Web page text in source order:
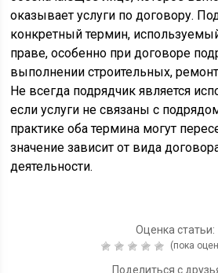
оказывает услуги по договору.
конкретный термин,
праве, особенно при договоре
выполнении строительных,
Не всегда подрядчик является
если услуги не связаны с
практике оба термина могут
значение зависит от вида
деятельности.
Оценка статьи:
(пока
Поделиться с